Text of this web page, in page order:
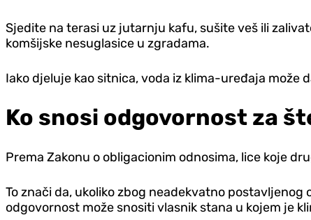
Sjedite na terasi uz jutarnju kafu, sušite veš ili
komšijske nesuglasice u zgradama.
Iako djeluje kao sitnica, voda iz klima-uređaja
Ko snosi odgovornost za
Prema Zakonu o obligacionim odnosima, lice koje
To znači da, ukoliko zbog neadekvatno
odgovornost može snositi vlasnik stana u kojem je